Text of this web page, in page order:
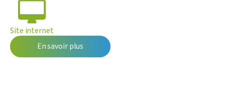
Site internet
En savoir plus